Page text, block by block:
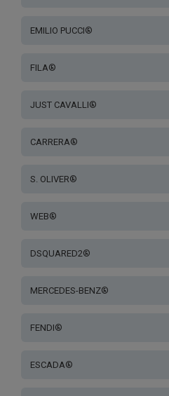
EMILIO PUCCI®
FILA®
JUST CAVALLI®
CARRERA®
S. OLIVER®
WEB®
DSQUARED2®
MERCEDES-BENZ®
FENDI®
ESCADA®